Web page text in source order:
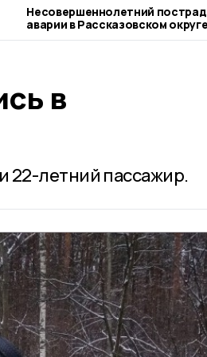
Несовершеннолетний
аварии в Рассказовском округе
в
22-летний пассажир.